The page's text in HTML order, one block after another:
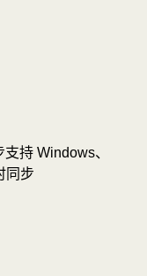
支持 Windows、
同步